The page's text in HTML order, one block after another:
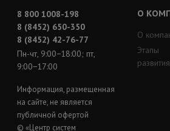
8 800 1008-198
8 (8452) 650-350
8 (8452) 42-76-77
Пн-чт, 9:00−18:00; пт,
9:00−17:00
Информация, размещенная
на сайте, не является
публичной офертой
© «Центр систем
О
О
Этапы
развития